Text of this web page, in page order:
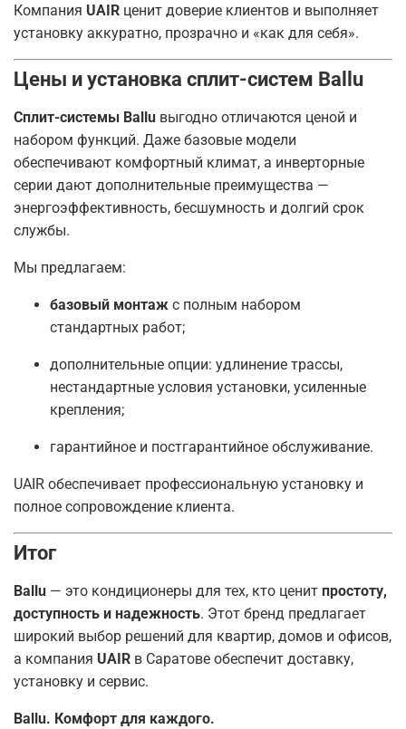
Компания UAIR ценит доверие клиентов и выполняет
установку аккуратно, прозрачно и «как для себя».
Цены и установка сплит-систем Ballu
Сплит-системы Ballu выгодно отличаются ценой и
набором функций. Даже базовые модели
обеспечивают комфортный климат, а инверторные
серии дают дополнительные преимущества —
энергоэффективность, бесшумность и долгий срок
службы.
Мы предлагаем:
базовый монтаж с полным набором
стандартных работ;
дополнительные опции: удлинение трассы,
нестандартные условия установки, усиленные
крепления;
гарантийное и постгарантийное обслуживание.
UAIR обеспечивает профессиональную установку и
полное сопровождение клиента.
Итог
Ballu — это кондиционеры для тех, кто ценит простоту,
доступность и надежность. Этот бренд предлагает
широкий выбор решений для квартир, домов и офисов,
а компания UAIR в Саратове обеспечит доставку,
установку и сервис.
Ballu. Комфорт для каждого.